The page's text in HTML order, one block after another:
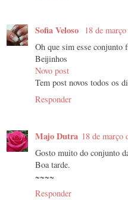
Sofia Veloso
18 de
Oh que sim esse conjunto
Beijinhos
Novo post
Tem post novos todos os
Responder
Majo Dutra 18 de março
Gosto muito do conjunto
Boa tarde.
~~~~
Responder